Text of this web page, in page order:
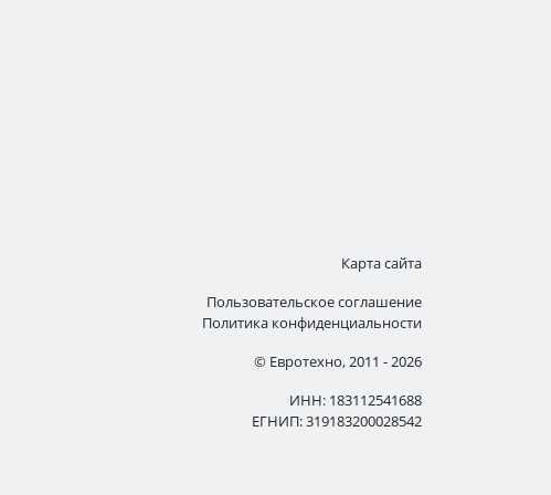
Карта сайта
Пользовательское соглашение
Политика конфиденциальности
© Евротехно, 2011 - 2026
ИНН: 183112541688
ЕГНИП: 319183200028542